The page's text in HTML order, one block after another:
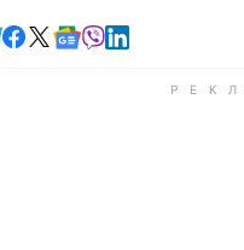
Читайте в Telegram
Читайте в Facebook
Читайте в X
Читайте в Google
Читайте в Viber
Читайте в